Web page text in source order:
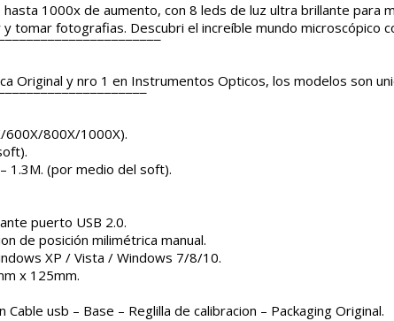
1000x de aumento, con 8 leds de luz ultra brillante para
tomar fotografias. Descubri el increíble mundo microscópico
Original y nro 1 en Instrumentos Opticos, los modelos son
600X/800X/1000X).
1.3M. (por medio del soft).
puerto USB 2.0.
de posición milimétrica manual.
XP / Vista / Windows 7/8/10.
x 125mm.
Cable usb – Base – Reglilla de calibracion – Packaging Original.